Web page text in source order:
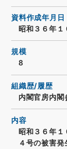
資料作成年月日
昭和３６年１
規模
8
組織歴/履歴
内閣官房内閣
内容
昭和３６年１
４号の被害